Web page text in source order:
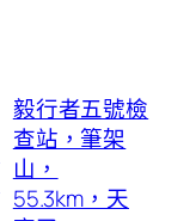
毅行者五號檢
查站，筆架
山，
55.3km，天